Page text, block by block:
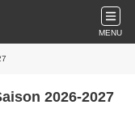
MENU
2026-2027